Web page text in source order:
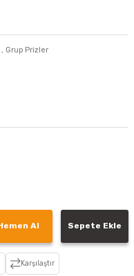
, Grup Prizler
Al Sepete Ekle
Karşılaştır